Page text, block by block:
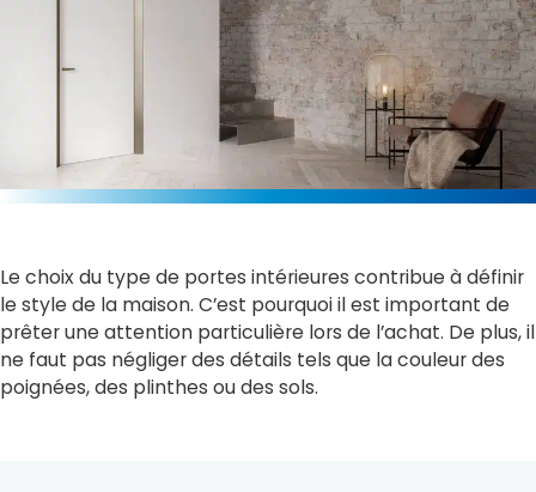
Le choix du type de portes intérieures contribue à définir
le style de la maison. C’est pourquoi il est important de
prêter une attention particulière lors de l’achat. De plus, il
ne faut pas négliger des détails tels que la couleur des
poignées, des plinthes ou des sols.